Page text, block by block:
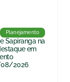
Planejamento
Sapiranga na
em
2026